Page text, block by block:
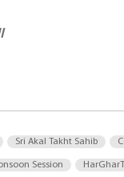
Sri Akal Takht Sahib
Session